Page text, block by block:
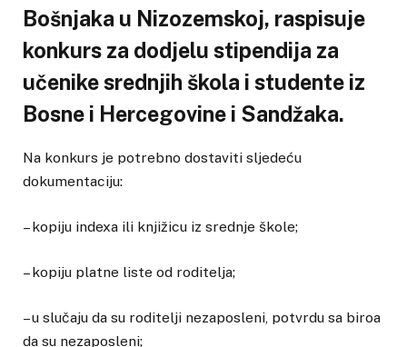
Bošnjaka u Nizozemskoj, raspisuje
konkurs za dodjelu stipendija za
učenike srednjih škola i studente iz
Bosne i Hercegovine i Sandžaka.
Na konkurs je potrebno dostaviti sljedeću
dokumentaciju:
– kopiju indexa ili knjižicu iz srednje škole;
– kopiju platne liste od roditelja;
– u slučaju da su roditelji nezaposleni, potvrdu sa biroa
da su nezaposleni;